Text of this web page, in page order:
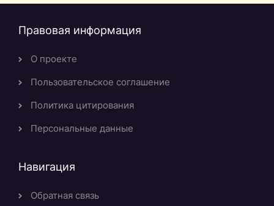
Правовая информация
О проекте
Пользовательское соглашение
Политика цитирования
Персональные данные
Навигация
Обратная связь